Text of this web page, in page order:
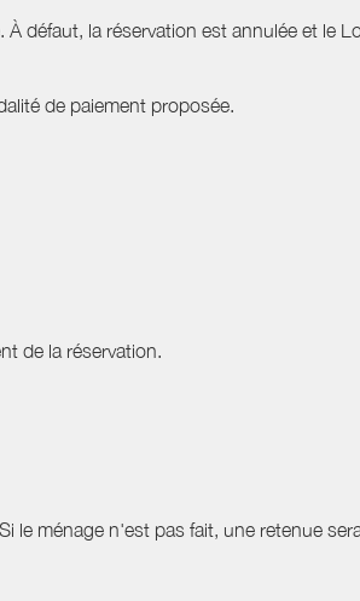
défaut, la réservation est annulée et le
de paiement proposée.
de la réservation.
le ménage n'est pas fait, une retenue